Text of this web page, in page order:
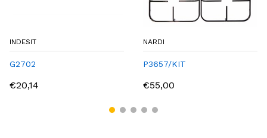
INDESIT
G2702
€20,14
NARDI
P3657/KIT
€55,00